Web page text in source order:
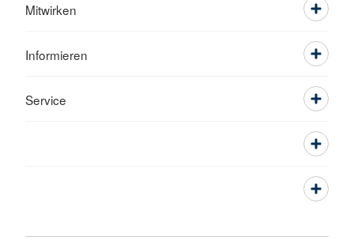
Mitwirken
Informieren
Service